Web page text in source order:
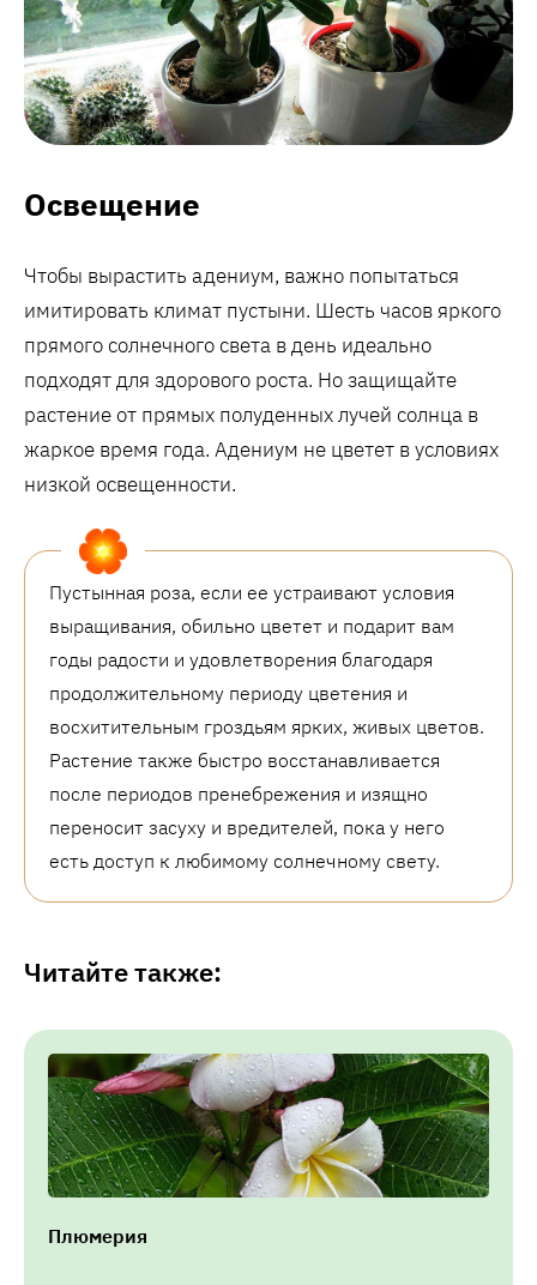
Освещение
Чтобы вырастить адениум, важно попытаться
имитировать климат пустыни. Шесть часов яркого
прямого солнечного света в день идеально
подходят для здорового роста. Но защищайте
растение от прямых полуденных лучей солнца в
жаркое время года. Адениум не цветет в условиях
низкой освещенности.
Пустынная роза, если ее устраивают условия
выращивания, обильно цветет и подарит вам
годы радости и удовлетворения благодаря
продолжительному периоду цветения и
восхитительным гроздьям ярких, живых цветов.
Растение также быстро восстанавливается
после периодов пренебрежения и изящно
переносит засуху и вредителей, пока у него
есть доступ к любимому солнечному свету.
Читайте также:
Плюмерия